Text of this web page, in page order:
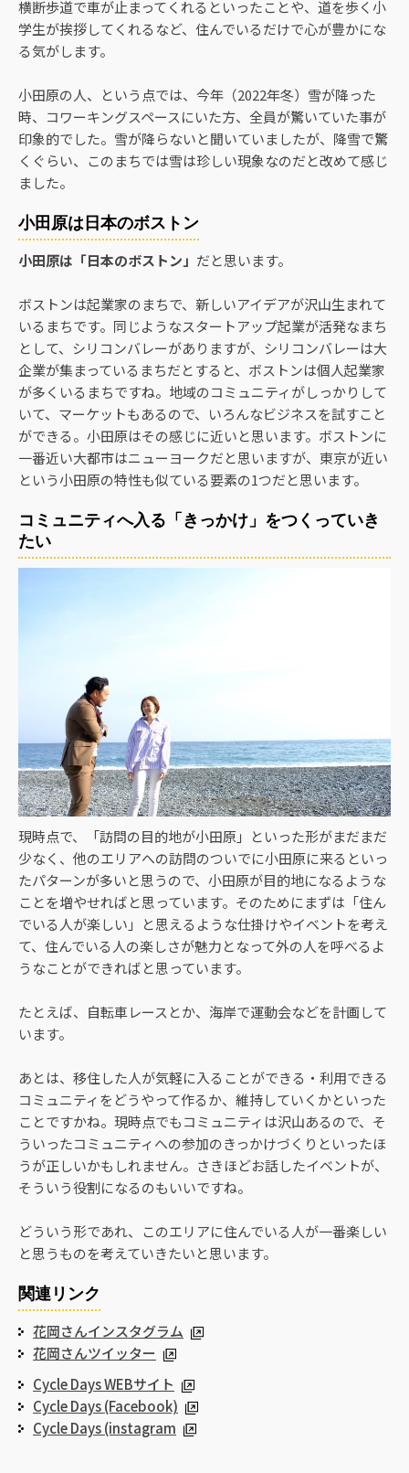
横断歩道で車が止まってくれるといったことや、道を歩く小
学生が挨拶してくれるなど、住んでいるだけで心が豊かにな
る気がします。
小田原の人、という点では、今年（2022年冬）雪が降った
時、コワーキングスペースにいた方、全員が驚いていた事が
印象的でした。雪が降らないと聞いていましたが、降雪で驚
くぐらい、このまちでは雪は珍しい現象なのだと改めて感じ
ました。
小田原は日本のボストン
小田原は「日本のボストン」 だと思います。
ボストンは起業家のまちで、新しいアイデアが沢山生まれて
いるまちです。同じようなスタートアップ起業が活発なまち
として、シリコンバレーがありますが、シリコンバレーは大
企業が集まっているまちだとすると、ボストンは個人起業家
が多くいるまちですね。地域のコミュニティがしっかりして
いて、マーケットもあるので、いろんなビジネスを試すこと
ができる。小田原はその感じに近いと思います。ボストンに
一番近い大都市はニューヨークだと思いますが、東京が近い
という小田原の特性も似ている要素の1つだと思います。
コミュニティへ入る「きっかけ」をつくっていき
たい
現時点で、「訪問の目的地が小田原」といった形がまだまだ
少なく、他のエリアへの訪問のついでに小田原に来るといっ
たパターンが多いと思うので、小田原が目的地になるような
ことを増やせればと思っています。そのためにまずは「住ん
でいる人が楽しい」と思えるような仕掛けやイベントを考え
て、住んでいる人の楽しさが魅力となって外の人を呼べるよ
うなことができればと思っています。
たとえば、自転車レースとか、海岸で運動会などを計画して
います。
あとは、移住した人が気軽に入ることができる・利用できる
コミュニティをどうやって作るか、維持していくかといった
ことですかね。現時点でもコミュニティは沢山あるので、そ
ういったコミュニティへの参加のきっかけづくりといったほ
うが正しいかもしれません。さきほどお話したイベントが、
そういう役割になるのもいいですね。
どういう形であれ、このエリアに住んでいる人が一番楽しい
と思うものを考えていきたいと思います。
関連リンク
花岡さんインスタグラム
花岡さんツイッター
Cycle Days WEBサイト
Cycle Days (Facebook)
Cycle Days (instagram